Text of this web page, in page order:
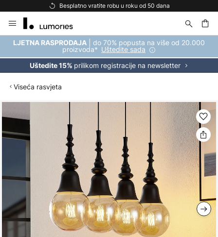
Besplatno vratite robu u roku od 50 dana
to
Content
LJETNA RASPRODAJA | do 70% popusta na više od 20.000
proizvoda* Uštedite sada
Uštedite 15% prilikom registracije na newsletter
Viseća rasvjeta
to
the
images